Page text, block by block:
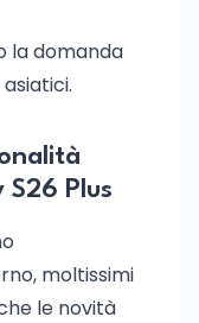
la domanda
Plus
moltissimi
le novità